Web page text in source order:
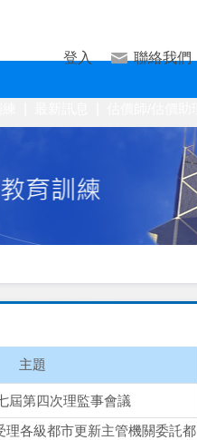
登入 聯絡我們
主題
屆第四次理監事會議
理各級都市更新主管機關委託都